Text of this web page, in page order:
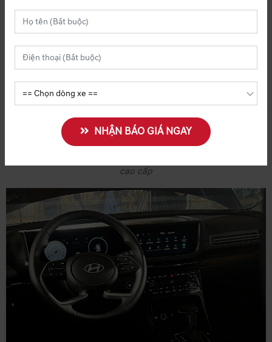
cao cấp
ĐĂNG KÝ LÁI THỬ NGAY
NHẬN BÁO GIÁ NGAY